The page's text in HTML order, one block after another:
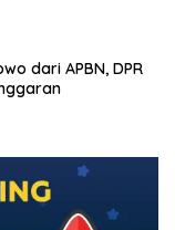
dari APBN, DPR